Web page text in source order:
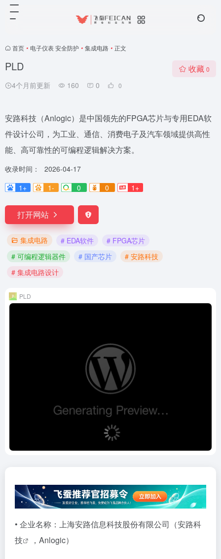
首页 • 电子仪表 安全防护 • 集成电路 • 正文
PLD
4个月前更新 160 0 0
收藏 0
安路科技（Anlogic）是中国领先的FPGA芯片与专用EDA软
件设计公司，为工业、通信、消费电子及汽车领域提供高性
能、高可靠性的可编程逻辑解决方案。
收录时间：
2026-04-17
1+
1- 0 0 1+
打开网站
集成电路 # EDA软件
# FPGA芯片
# 可编程逻辑器件
# 国产芯片
# 安路科技
# 集成电路设计
PLD
• 企业名称：上海安路信息科技股份有限公司（安路科
技
，Anlogic）